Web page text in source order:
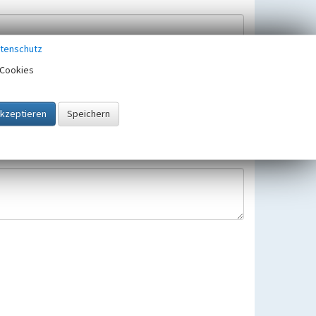
gespeichert und verwendet.
gültigen Europäischen